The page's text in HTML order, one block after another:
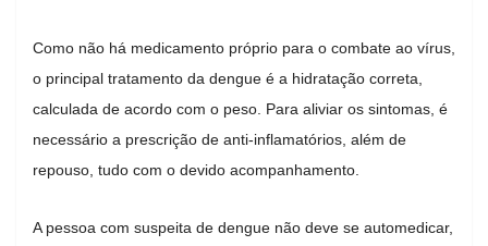
Como não há medicamento próprio para o combate ao vírus,
o principal tratamento da dengue é a hidratação correta,
calculada de acordo com o peso. Para aliviar os sintomas, é
necessário a prescrição de anti-inflamatórios, além de
repouso, tudo com o devido acompanhamento.
A pessoa com suspeita de dengue não deve se automedicar,